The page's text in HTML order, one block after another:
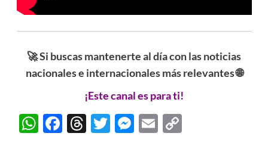
🚀 Si buscas mantenerte al día con las noticias
nacionales e internacionales más relevantes 🌐
¡Este canal es para ti!
WhatsApp
Facebook
Threads
Twitter
Messenger
EmailCopy